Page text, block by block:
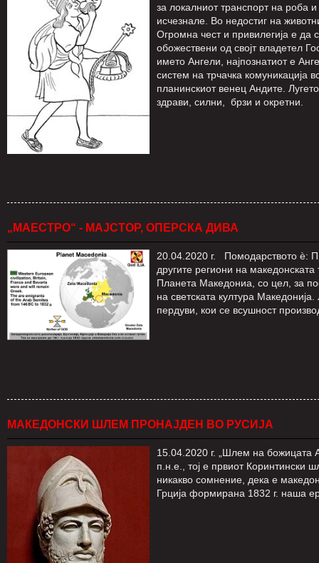
за локалниот транспорт на роба
исчезнале. Во недостиг на
Огромна чест и привилегија е
обожествени од својт владетел
името Ангели, најпознатиот е
систем на трчачка комуникација
планинскиот венец Андите.
здрави, силни, брзи и окретни.
„МАЕСТРО“ - МАЈСТОР, ОПЕРСКА ДИВА
20.04.2020 г. Помодарството ѐ:
другите региони на
Планета Македониа, со цел, за
на светската култура
пердуви, кои се всушност
МАКЕДОНСКИ ШЛЕМ ПРОНАЈДЕН ВО РУСИЈА
15.04.2020 г. „Шлем на божицата
п.н.е., тој е првиот Коринтински
никакво сомнение, дека е
Грција формирана 1832 г. наша